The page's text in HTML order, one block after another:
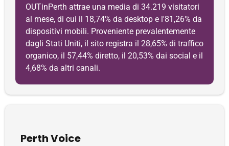
OUTinPerth attrae una media di 34.219 visitatori
al mese, di cui il 18,74% da desktop e l'81,26% da
dispositivi mobili. Proveniente prevalentemente
dagli Stati Uniti, il sito registra il 28,65% di traffico
organico, il 57,44% diretto, il 20,53% dai social e il
4,68% da altri canali.
Perth Voice